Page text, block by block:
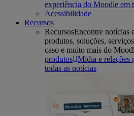
experiência do Moodle em
Acessibilidade
Recursos
RecursosEncontre notícias
produtos, soluções,
caso e muito mais do
produtos Mídia e relações
todas as notícias